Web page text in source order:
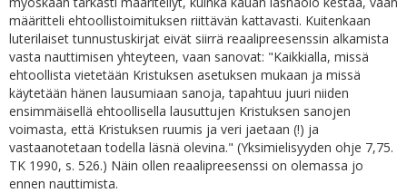
määritteli ehtoollistoimituksen riittävän kattavasti. Kuitenkaan
luterilaiset tunnustuskirjat eivät siirrä reaalipreesenssin alkamista
vasta nauttimisen yhteyteen, vaan sanovat: "Kaikkialla, missä
ehtoollista vietetään Kristuksen asetuksen mukaan ja missä
käytetään hänen lausumiaan sanoja, tapahtuu juuri niiden
ensimmäisellä ehtoollisella lausuttujen Kristuksen sanojen
voimasta, että Kristuksen ruumis ja veri jaetaan (!) ja
vastaanotetaan todella läsnä olevina." (Yksimielisyyden ohje 7,75.
TK 1990, s. 526.) Näin ollen reaalipreesenssi on olemassa jo
ennen nauttimista.